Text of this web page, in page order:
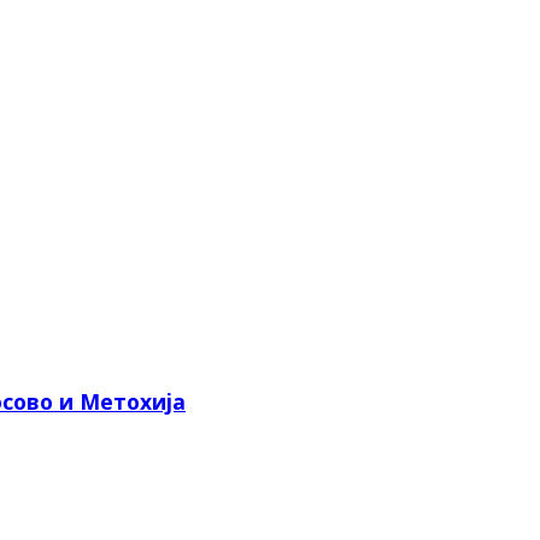
и Метохија